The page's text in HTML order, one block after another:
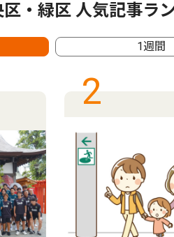
・緑区 人気記事ラ
1週間
2